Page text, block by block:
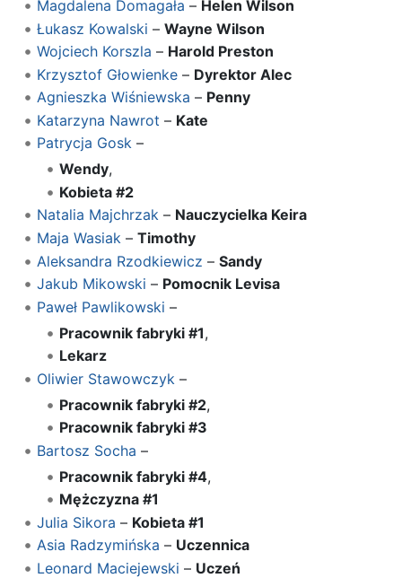
Magdalena Domagała – Helen Wilson
Łukasz Kowalski – Wayne Wilson
Wojciech Korszla – Harold Preston
Krzysztof Głowienke– Dyrektor Alec
Agnieszka Wiśniewska – Penny
Katarzyna Nawrot – Kate
Patrycja Gosk–
Wendy,
Kobieta #2
Natalia Majchrzak– Nauczycielka Keira
Maja Wasiak– Timothy
Aleksandra Rzodkiewicz – Sandy
Jakub Mikowski – Pomocnik Levisa
Paweł Pawlikowski –
Pracownik fabryki #1,
Lekarz
Oliwier Stawowczyk –
Pracownik fabryki #2,
Pracownik fabryki #3
Bartosz Socha –
Pracownik fabryki #4,
Mężczyzna #1
Julia Sikora – Kobieta #1
Asia Radzymińska – Uczennica
Leonard Maciejewski – Uczeń